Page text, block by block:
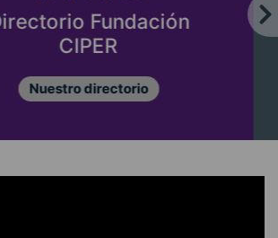
Fundación
CIPER
Nuestro directorio